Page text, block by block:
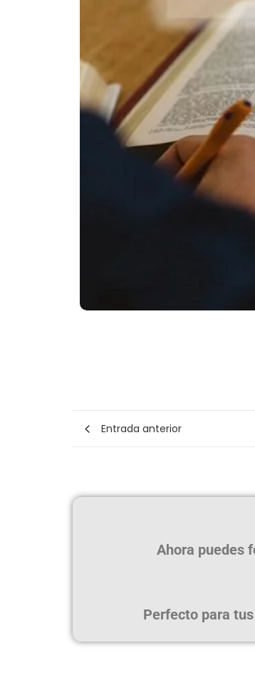
Entrada anterior
Ahora puedes
Perfecto para